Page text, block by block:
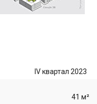
IV квартал 2023
41 м²